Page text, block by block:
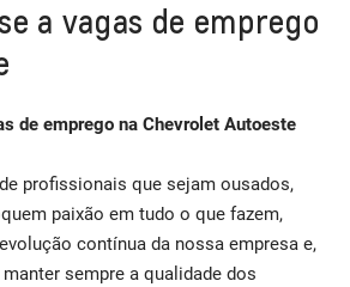
a vagas de emprego
de emprego na Chevrolet Autoeste
profissionais que sejam ousados,
paixão em tudo o que fazem,
contínua da nossa empresa e,
sempre a qualidade dos